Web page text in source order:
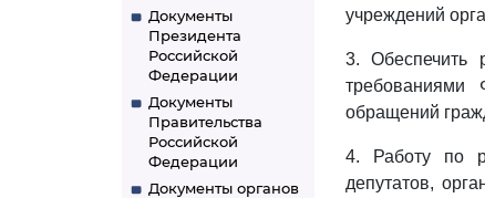
Документы
Президента
Российской
Федерации
Документы
Правительства
Российской
Федерации
Документы органов
учреждений
3. Обеспечить
требованиями
обращений
4. Работу по
депутатов,